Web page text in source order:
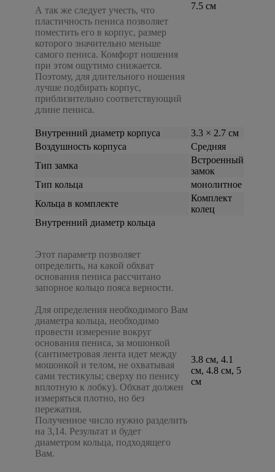
А так же следует учесть, что
пластичность пениса позволяет
поместить его в корпус, размер
которого значительно меньше
самого пениса. Комфорт ношения
при этом ощутимо снижается.
Поэтому, для длительного ношения
лучше подбирать корпус,
приблизительно соответствующий
длине пениса.
7.5 см
Внутренний диаметр корпуса
3.3 × 2.7 см
Воздушность корпуса
Средняя
Тип замка
Встроенный
замок
Тип кольца
монолитное
Кольца в комплекте
Комплект
колец
Внутренний диаметр кольца
Этот параметр позволяет
определить, на какой обхват
основания пениса рассчитано
запорное кольцо пояса верности.
Для определения необходимого Вам
диаметра кольца, необходимо
провести измерение вокруг
основания пениса, за мошонкой
(сантиметровая лента идет между
мошонкой и телом, не охватывая
сами тестикулы; сверху по пенису
вплотную к лобку). Обхват должен
измеряться плотно, но без
пережатия.
Полученное число нужно разделить
на 3,14. Результат и будет
диаметром кольца, подходящего
Вам.
3.8 см, 4.1
см, 4.8 см, 5
см